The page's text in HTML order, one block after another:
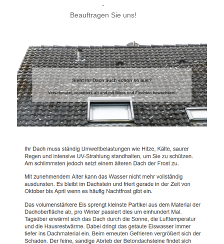
-
Beauftragen Sie uns!